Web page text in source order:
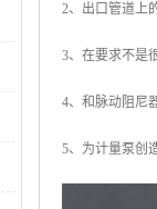
2、出口管道上
3、在要求不是
4、和脉动阻尼
5、为计量泵创